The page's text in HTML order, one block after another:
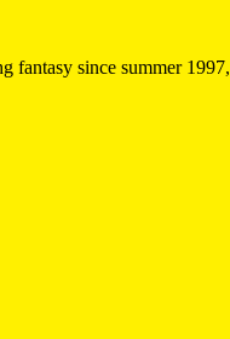
fantasy since summer